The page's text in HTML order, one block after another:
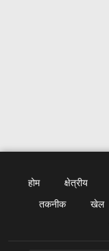
होम क्षेत्रीय
तकनीक
खेल